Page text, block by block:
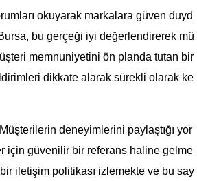
okuyarak markalara güven duyd
bu gerçeği iyi değerlendirerek mü
memnuniyetini ön planda tutan bir
dikkate alarak sürekli olarak ke
deneyimlerini paylaştığı yor
için güvenilir bir referans haline gelme
iletişim politikası izlemekte ve bu say